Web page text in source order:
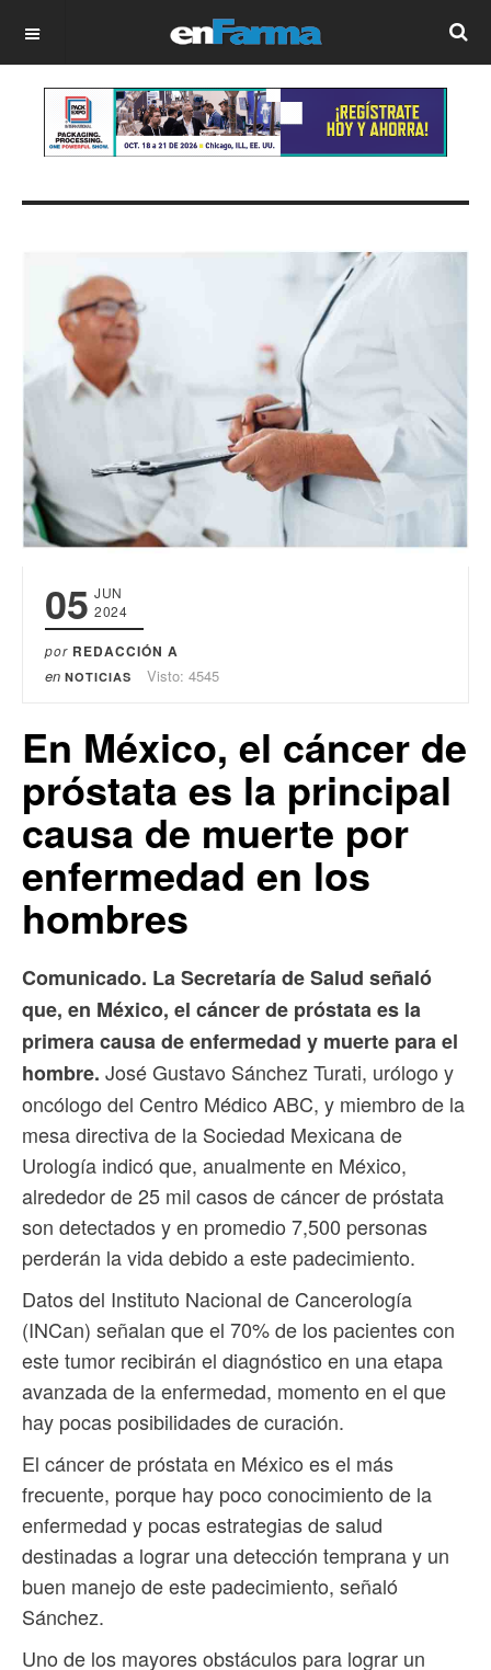
OFF CANVAS
05 JUN
2024
por REDACCIÓN A
en NOTICIAS Visto: 4545
En México, el cáncer de
próstata es la principal
causa de muerte por
enfermedad en los
hombres
Comunicado. La Secretaría de Salud señaló
que, en México, el cáncer de próstata es la
primera causa de enfermedad y muerte para el
hombre. José Gustavo Sánchez Turati, urólogo y
oncólogo del Centro Médico ABC, y miembro de la
mesa directiva de la Sociedad Mexicana de
Urología indicó que, anualmente en México,
alrededor de 25 mil casos de cáncer de próstata
son detectados y en promedio 7,500 personas
perderán la vida debido a este padecimiento.
Datos del Instituto Nacional de Cancerología
(INCan) señalan que el 70% de los pacientes con
este tumor recibirán el diagnóstico en una etapa
avanzada de la enfermedad, momento en el que
hay pocas posibilidades de curación.
El cáncer de próstata en México es el más
frecuente, porque hay poco conocimiento de la
enfermedad y pocas estrategias de salud
destinadas a lograr una detección temprana y un
buen manejo de este padecimiento, señaló
Sánchez.
Uno de los mayores obstáculos para lograr un